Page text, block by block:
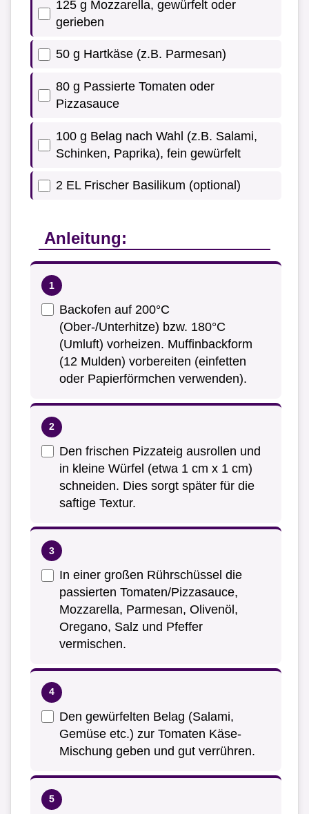
125 g Mozzarella, gewürfelt oder
gerieben
50 g Hartkäse (z.B. Parmesan)
80 g Passierte Tomaten oder
Pizzasauce
100 g Belag nach Wahl (z.B. Salami,
Schinken, Paprika), fein gewürfelt
2 EL Frischer Basilikum (optional)
Anleitung:
Backofen auf 200°C
(Ober-/Unterhitze) bzw. 180°C
(Umluft) vorheizen. Muffinbackform
(12 Mulden) vorbereiten (einfetten
oder Papierförmchen verwenden).
Den frischen Pizzateig ausrollen und
in kleine Würfel (etwa 1 cm x 1 cm)
schneiden. Dies sorgt später für die
saftige Textur.
In einer großen Rührschüssel die
passierten Tomaten/Pizzasauce,
Mozzarella, Parmesan, Olivenöl,
Oregano, Salz und Pfeffer
vermischen.
Den gewürfelten Belag (Salami,
Gemüse etc.) zur Tomaten Käse-
Mischung geben und gut verrühren.